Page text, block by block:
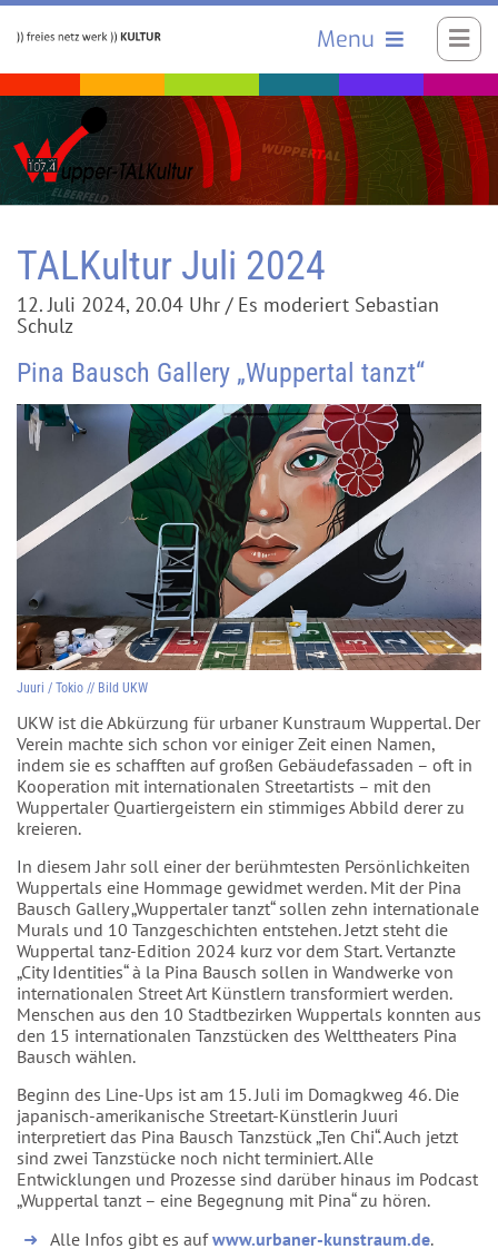
Menu
TALKultur Juli 2024
12. Juli 2024, 20.04 Uhr / Es moderiert Sebastian
Schulz
Pina Bausch Gallery „Wuppertal tanzt“
Juuri / Tokio // Bild UKW
UKW ist die Abkürzung für urbaner Kunstraum Wuppertal. Der
Verein machte sich schon vor einiger Zeit einen Namen,
indem sie es schafften auf großen Gebäudefassaden – oft in
Kooperation mit internationalen Streetartists – mit den
Wuppertaler Quartiergeistern ein stimmiges Abbild derer zu
kreieren.
In diesem Jahr soll einer der berühmtesten Persönlichkeiten
Wuppertals eine Hommage gewidmet werden. Mit der Pina
Bausch Gallery „Wuppertaler tanzt“ sollen zehn internationale
Murals und 10 Tanzgeschichten entstehen. Jetzt steht die
Wuppertal tanz-Edition 2024 kurz vor dem Start. Vertanzte
„City Identities“ à la Pina Bausch sollen in Wandwerke von
internationalen Street Art Künstlern transformiert werden.
Menschen aus den 10 Stadtbezirken Wuppertals konnten aus
den 15 internationalen Tanzstücken des Welttheaters Pina
Bausch wählen.
Beginn des Line-Ups ist am 15. Juli im Domagkweg 46. Die
japanisch-amerikanische Streetart-Künstlerin Juuri
interpretiert das Pina Bausch Tanzstück „Ten Chi“. Auch jetzt
sind zwei Tanzstücke noch nicht terminiert. Alle
Entwicklungen und Prozesse sind darüber hinaus im Podcast
„Wuppertal tanzt – eine Begegnung mit Pina“ zu hören.
Alle Infos gibt es aufwww.urbaner-kunstraum.de.